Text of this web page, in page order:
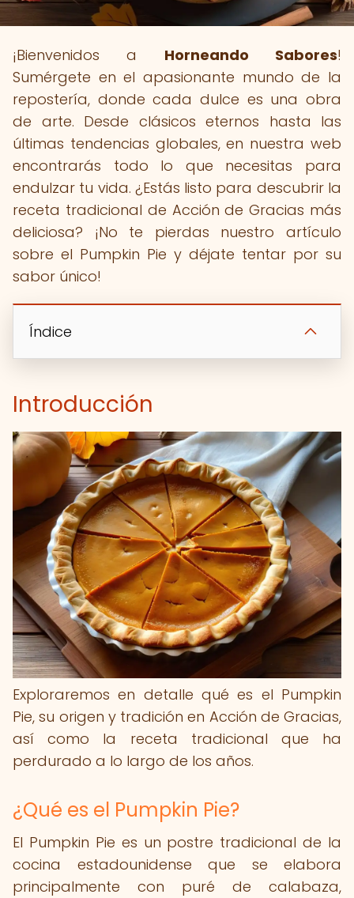
¡Bienvenidos a Horneando Sabores!
Sumérgete en el apasionante mundo de la
repostería, donde cada dulce es una obra
de arte. Desde clásicos eternos hasta las
últimas tendencias globales, en nuestra web
encontrarás todo lo que necesitas para
endulzar tu vida. ¿Estás listo para descubrir la
receta tradicional de Acción de Gracias más
deliciosa? ¡No te pierdas nuestro artículo
sobre el Pumpkin Pie y déjate tentar por su
sabor único!
Índice
Introducción
Exploraremos en detalle qué es el Pumpkin
Pie, su origen y tradición en Acción de Gracias,
así como la receta tradicional que ha
perdurado a lo largo de los años.
¿Qué es el Pumpkin Pie?
El Pumpkin Pie es un postre tradicional de la
cocina estadounidense que se elabora
principalmente con puré de calabaza,